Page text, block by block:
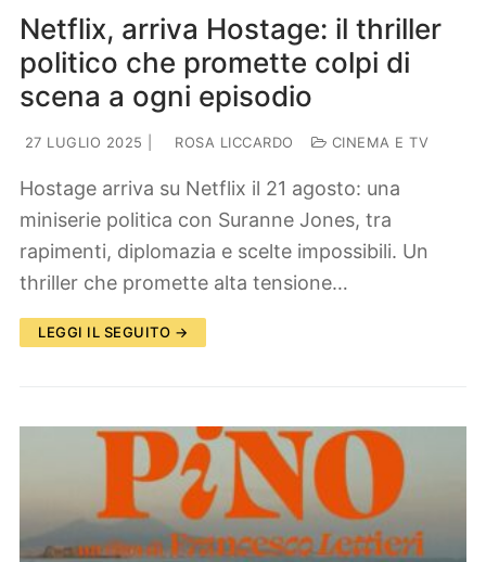
Netflix, arriva Hostage: il thriller
politico che promette colpi di
scena a ogni episodio
27 LUGLIO 2025 ROSA LICCARDO CINEMA E TV
Hostage arriva su Netflix il 21 agosto: una
miniserie politica con Suranne Jones, tra
rapimenti, diplomazia e scelte impossibili. Un
thriller che promette alta tensione…
LEGGI IL SEGUITO →